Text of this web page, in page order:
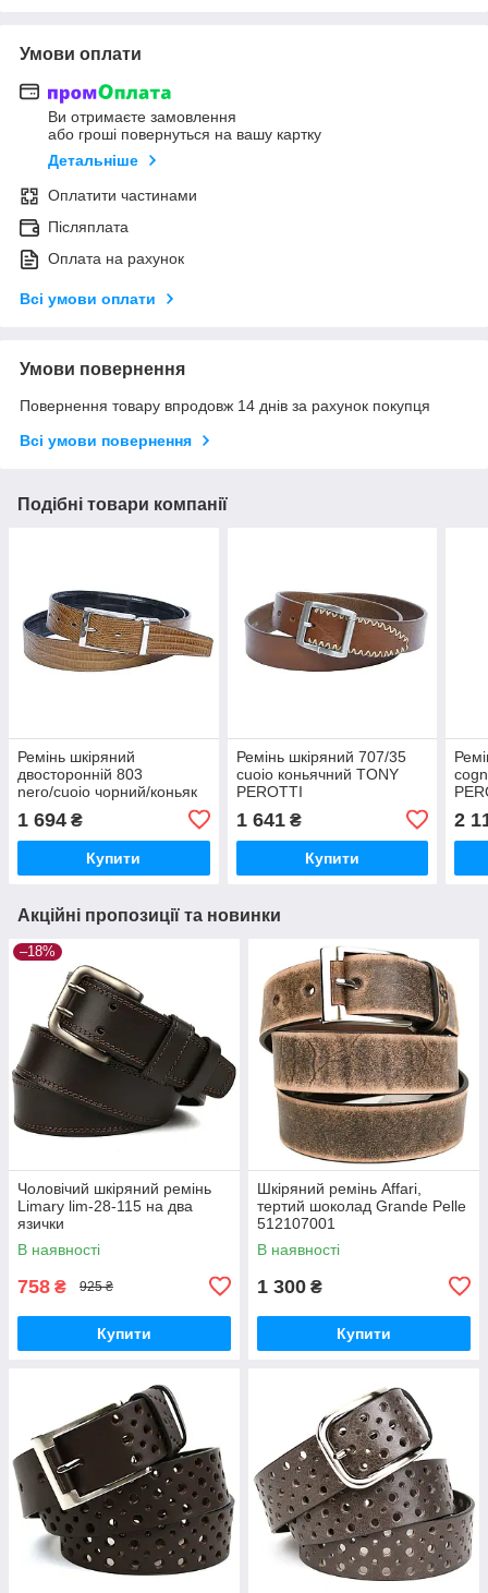
Умови оплати
Ви отримаєте замовлення
або гроші повернуться на вашу картку
Детальніше
Оплатити частинами
Післяплата
Оплата на рахунок
Всі умови оплати
Умови повернення
Повернення товару впродовж 14 днів за рахунок покупця
Всі умови повернення
Подібні товари компанії
Ремінь шкіряний
двосторонній 803
nero/cuoio чорний/коньяк
1 694 ₴
Купити
Ремінь шкіряний 707/35
cuoio коньячний TONY
PEROTTI
1 641₴
Купити
2
Акційні пропозиції та новинки
–18%
Чоловічий шкіряний ремінь
Limary lim-28-115 на два
язички
В наявності
758 ₴ 925 ₴
Купити
Шкіряний ремінь Affari,
тертий шоколад Grande Pelle
512107001
В наявності
1 300 ₴
Купити